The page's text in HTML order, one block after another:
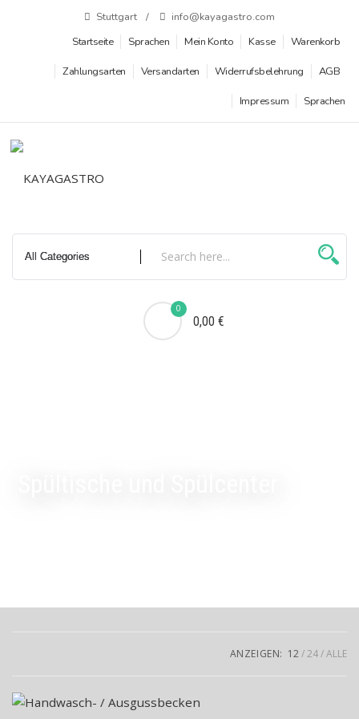
Stuttgart
info@kayagastro.com
Startseite
Sprachen Mein Konto Kasse Warenkorb
Zahlungsarten Versandarten Widerrufsbelehrung AGB
Impressum Sprachen
0
0,00 €
ANZEIGEN: 12 24 ALLE